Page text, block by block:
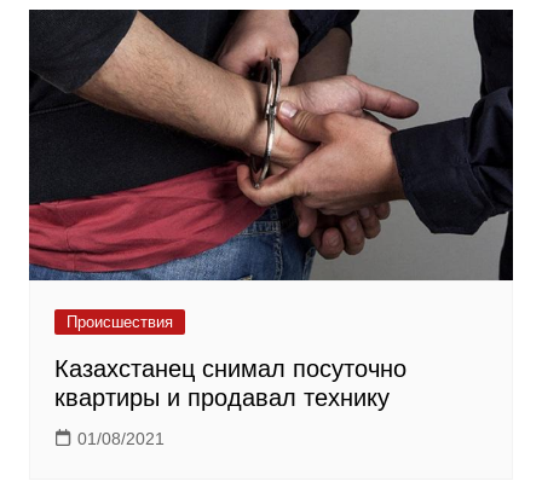
Происшествия
Казахстанец снимал посуточно
квартиры и продавал технику
01/08/2021